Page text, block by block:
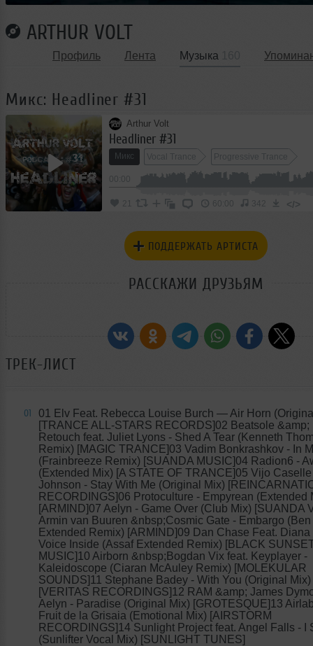
ARTHUR VOLT
Профиль Лента Музыка
Микс: Headliner #31
Arthur Volt
Headliner #31
Микс Vocal Trance Progressive Trance
21 60:00 342 </>
ПОДДЕРЖАТЬ АРТИСТА
РАССКАЖИ ДРУЗЬЯМ
ТРЕК-ЛИСТ
01 01 Elv Feat. Rebecca Louise Burch — Air Horn
[TRANCE ALL-STARS RECORDS]02 Beatsole &amp;
Retouch feat. Juliet Lyons - Shed A Tear (Kenneth
Remix) [MAGIC TRANCE]03 Vadim Bonkrashkov - In
(Frainbreeze Remix) [SUANDA MUSIC]04 Radion6 -
(Extended Mix) [A STATE OF TRANCE]05 Vijo
Johnson - Stay With Me (Original Mix)
RECORDINGS]06 Protoculture - Empyrean (Extended
[ARMIND]07 Aelyn - Game Over (Club Mix) [SUANDA
Armin van Buuren &nbsp;Cosmic Gate - Embargo
Extended Remix) [ARMIND]09 Dan Chase Feat. Diana
Voice Inside (Assaf Extended Remix) [BLACK
MUSIC]10 Airborn &nbsp;Bogdan Vix feat. Keyplayer -
Kaleidoscope (Ciaran McAuley Remix) [MOLEKULAR
SOUNDS]11 Stephane Badey - With You (Original Mix)
[VERITAS RECORDINGS]12 RAM &amp; James
Aelyn - Paradise (Original Mix) [GROTESQUE]13
Fruit de la Grisaia (Emotional Mix) [AIRSTORM
RECORDINGS]14 Sunlight Project feat. Angel Falls - I
(Sunlifter Vocal Mix) [SUNLIGHT TUNES]